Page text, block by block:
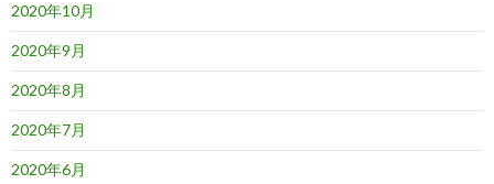
2020年10月
2020年9月
2020年8月
2020年7月
2020年6月